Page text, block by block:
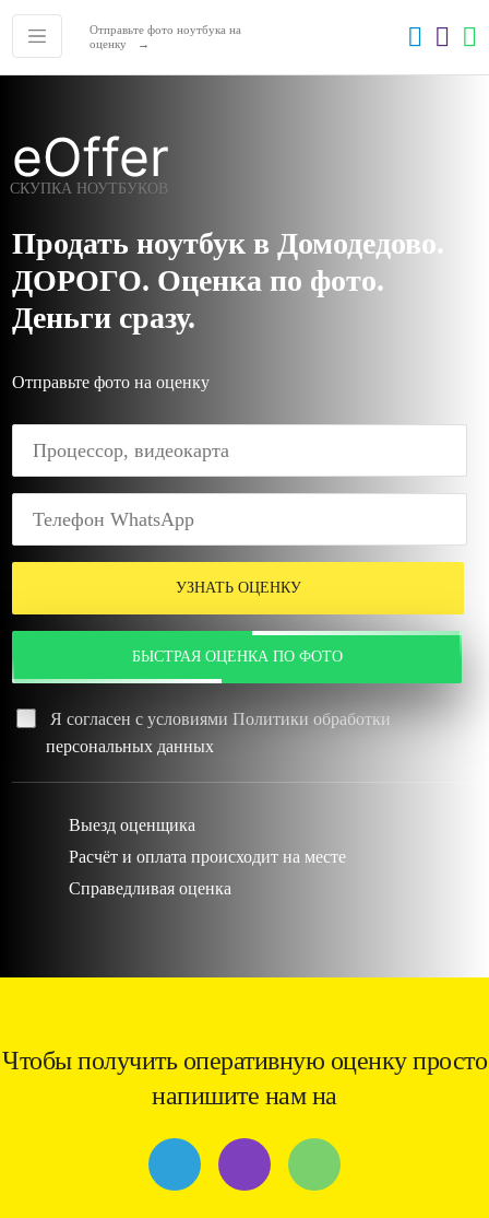
Отправьте фото ноутбука на
оценку
СКУПКА НОУТБУКОВ
Продать ноутбук в Домодедово.
ДОРОГО. Оценка по фото.
Деньги сразу.
Отправьте фото на оценку
УЗНАТЬ ОЦЕНКУ
БЫСТРАЯ ОЦЕНКА ПО ФОТО
Я согласен с условиями Политики обработки
персональных данных
Выезд оценщика
Расчёт и оплата происходит на месте
Справедливая оценка
Чтобы получить оперативную оценку просто
напишите нам на